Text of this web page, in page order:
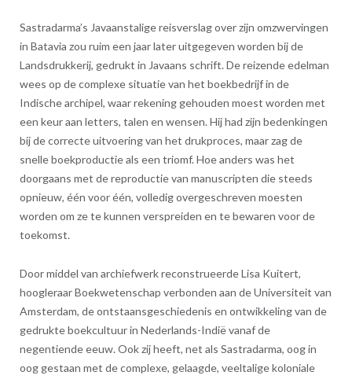
Sastradarma’s Javaanstalige reisverslag over zijn omzwervingen
in Batavia zou ruim een jaar later uitgegeven worden bij de
Landsdrukkerij, gedrukt in Javaans schrift. De reizende edelman
wees op de complexe situatie van het boekbedrijf in de
Indische archipel, waar rekening gehouden moest worden met
een keur aan letters, talen en wensen. Hij had zijn bedenkingen
bij de correcte uitvoering van het drukproces, maar zag de
snelle boekproductie als een triomf. Hoe anders was het
doorgaans met de reproductie van manuscripten die steeds
opnieuw, één voor één, volledig overgeschreven moesten
worden om ze te kunnen verspreiden en te bewaren voor de
toekomst.
Door middel van archiefwerk reconstrueerde Lisa Kuitert,
hoogleraar Boekwetenschap verbonden aan de Universiteit van
Amsterdam, de ontstaansgeschiedenis en ontwikkeling van de
gedrukte boekcultuur in Nederlands-Indië vanaf de
negentiende eeuw. Ook zij heeft, net als Sastradarma, oog in
oog gestaan met de complexe, gelaagde, veeltalige koloniale